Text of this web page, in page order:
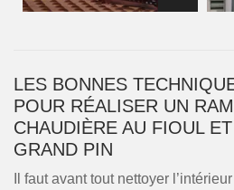
LES BONNES
POUR RÉALISER UN
CHAUDIÈRE AU FIOUL
GRAND PIN
Il faut avant tout nettoyer